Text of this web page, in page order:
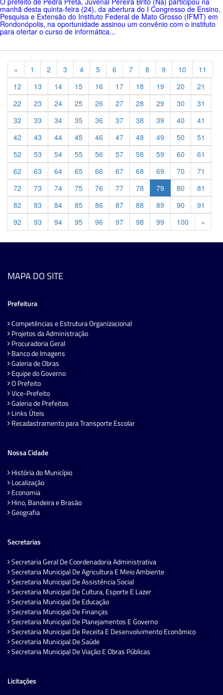
manhã desta quinta-feira (24), da abertura do I Congresso de Ensino,
Pesquisa e Extensão do Instituto Federal de Mato Grosso (IFMT) em
Rondonópolis, na oportunidade assinou um convênio com o instituto
para ofertar o curso de informática...
« Previous
1 2 3 4 5 6 7 8 9 10
11
12
13 14 15 16 17 18 19 20
21
22
23 24 25 26 27 28 29 30
31
32
33 34 35 36 37 38 39 40
41
42
43 44 45 46 47 48 49 50
51
52
53 54 55 56 57 58 59 60
61
62
63 64 65 66 67 68 69 70
71
72
73 74 75 76 77 78 79 80
81
82
83 84 85 86 87 88 89 90
91
92
93 94 95 96 97 98 99 100 »
MAPA DO SITE
Prefeitura
Competências e Estrutura Organizacional
Projetos da Administração
Procuradoria Geral
Banco de Imagens
Galeria de Obras
Equipe do Governo
O Prefeito
Vice-Prefeito
Galeria de Prefeitos
Links Úteis
Recadastramento para Transporte Escolar
Nossa Cidade
História do Município
Localização
Economia
Hino, Bandeira e Brasão
Geografia
Secretarias
Secretaria Geral De Coordenadoria Administrativa
Secretaria Municipal De Agricultura E Meio Ambiente
Secretaria Municipal De Assistência Social
Secretaria Municipal De Cultura, Esporte E Lazer
Secretaria Municipal De Educação
Secretaria Municipal De Finanças
Secretaria Municipal De Planejamentos E Governo
Secretaria Municipal De Receita E Desenvolvimento Econômico
Secretaria Municipal De Saúde
Secretaria Municipal De Viação E Obras Públicas
Licitações